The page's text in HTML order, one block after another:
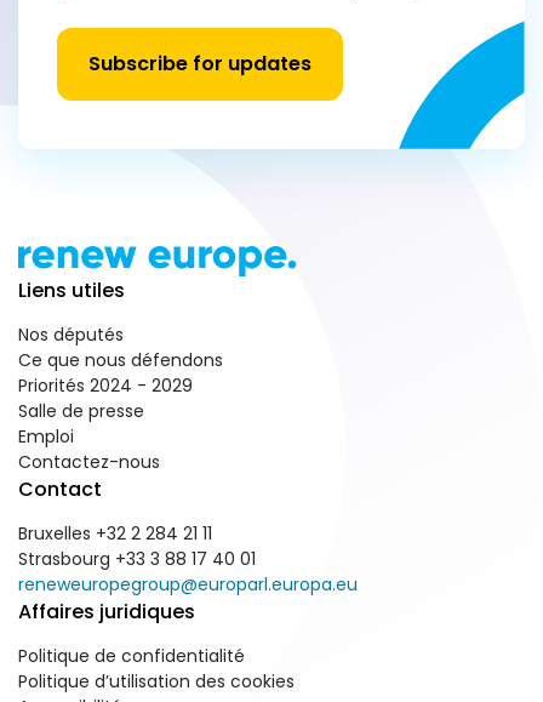
Subscribe for updates
Liens utiles
Nos députés
Ce que nous défendons
Priorités 2024 - 2029
Salle de presse
Emploi
Contactez-nous
Contact
Bruxelles +32 2 284 21 11
Strasbourg +33 3 88 17 40 01
reneweuropegroup@europarl.europa.eu
Affaires juridiques
Politique de confidentialité
Politique d’utilisation des cookies